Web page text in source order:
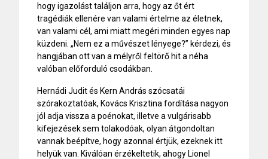
hogy igazolást találjon arra, hogy az őt ért
tragédiák ellenére van valami értelme az életnek,
van valami cél, ami miatt megéri minden egyes nap
küzdeni. „Nem ez a művészet lényege?” kérdezi, és
hangjában ott van a mélyről feltörő hit a néha
valóban előforduló csodákban.
Hernádi Judit és Kern András szócsatái
szórakoztatóak, Kovács Krisztina fordítása nagyon
jól adja vissza a poénokat, illetve a vulgárisabb
kifejezések sem tolakodóak, olyan átgondoltan
vannak beépítve, hogy azonnal értjük, ezeknek itt
helyük van. Kiválóan érzékeltetik, ahogy Lionel